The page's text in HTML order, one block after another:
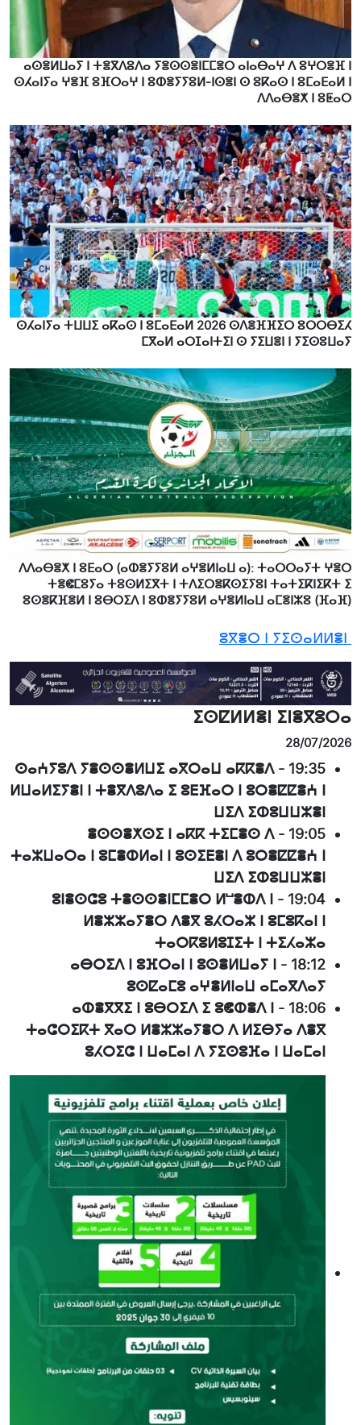
ⴰⵙⴻⵍⵡⴰⵢ ⵏ ⵜⴻⴳⴷⵓⴷⴰ ⵢⴻⵙⵙⴻⵏⵎⵎⴻⵔ ⴰⵏⴰⴱⴰⵖ ⴷ ⵓⵖⵔⴻⴼ ⵏ
ⵙⵃⴰⵏⵢⴰ ⵖⴻⴼ ⵓⴼⵔⴰⵖ ⵏ ⵓⵀⴻⵢⵢⵓⵍ-ⵏⵙⴻⵏ ⵙ ⵓⴽⴰⵙ ⵏ ⵓⵎⴰⴹⴰⵍ ⵏ
ⴷⴷⴰⴱⴻⵅ ⵏ ⵓⵟⴰⵔ
ⵙⵃⴰⵏⵢⴰ ⵜⵡⵡⵉ ⴰⴽⴰⵙ ⵏ ⵓⵎⴰⴹⴰⵍ 2026 ⵙⴷⴻⴼⴼⵉⵔ ⵓⵔⵔⴱⵉⵃ
ⵎⴳⴰⵍ ⴰⵔⵊⴰⵏⵜⵉⵏ ⵙ ⵢⵉⵡⴻⵏ ⵏ ⵢⵉⵙⵓⵡⴰⵢ
ⴷⴷⴰⴱⴻⵅ ⵏ ⵓⴹⴰⵔ (ⴰⵀⴻⵢⵢⵓⵍ ⴰⵖⴻⵍⵏⴰⵡ ⴰ): ⵜⴰⵔⵔⴰⵢⵜ ⵖⴻⵔ
ⵜⴻⵞⵎⵓⵢⴰ ⵜⵓⵙⵍⵉⴳⵜ ⵏ ⵜⴷⵉⵔⴻⴽⵙⵉⵢⵓⵏ ⵜⴰⵜⵉⴽⵏⵉⴽⵜ ⵉ
ⵓⵙⴻⴽⴼⴻⵍ ⵏ ⵓⴱⵔⵉⴷ ⵏ ⵓⵀⴻⵢⵢⵓⵍ ⴰⵖⴻⵍⵏⴰⵡ ⴰⵎⴻⵏⵣⵓ (ⴼⴰⴼ)
ⵉⵙⵇⵍⵍⴻⵏ ⵉⵏⴻⴳⵓⵔⴰ
28/07/2026
19:35
-
ⵙⴰⵄⵢⵓⴷ ⵢⴻⵙⵙⴻⵍⵡⵉ ⴰⴳⵔⴰⵡ ⴰⴽⴽⴻⴷ
ⵍⵡⴰⵍⵉⵢⴻⵏ ⵏ ⵜⴻⴳⴷⵓⴷⴰ ⵉ ⵓⴹⴼⴰⵔ ⵏ ⵓⵔⴻⵇⵇⴻⵄ ⵏ
ⵡⵉⴷ ⵉⵀⵓⵡⵡⵣⴻⵏ
19:05
-
ⴻⵙⵙⴻⵅⵙⵉ ⵏ ⴰⴽⴽ ⵜⵉⵎⴻⵙ ⴷ
ⵜⴰⵣⵡⴰⵔⴰ ⵏ ⵓⵎⴻⵀⵍⴰⵏ ⵏ ⵓⵙⵉⴹⴻⵏ ⴷ ⵓⵔⴻⵇⵇⴻⵄ ⵏ
ⵡⵉⴷ ⵉⵀⵓⵡⵡⵣⴻⵏ
19:04
-
ⵓⵏⴻⵙⵛⵓ ⵜⴻⵙⵙⴻⵏⵎⵎⴻⵔ ⵍⵯⴻⵀⴷ ⵏ
ⵍⴻⵣⵣⴰⵢⴻⵔ ⴷⴻⴳ ⵓⵃⵔⴰⵣ ⵏ ⵓⵎⵓⴽⴰⵏ ⵏ
ⵜⴰⵔⴽⵓⵍⵓⵊⵉⵜ ⵏ ⵜⵉⵃⴰⵣⴰ
18:12
-
ⴰⴱⵔⵉⴷ ⵏ ⵓⴼⵔⴰⵏ ⵏ ⵓⵙⴻⵍⵡⴰⵢ ⵏ
ⵓⵙⵇⴰⵎⵓ ⴰⵖⴻⵍⵏⴰⵡ ⴰⵎⴰⴳⴷⴰⵢ
18:06
-
ⴰⵀⴻⴳⴳⵉ ⵏ ⵓⴱⵔⵉⴷ ⵉ ⵓⵞⵀⴻⴷ ⵏ
ⵜⴰⵛⵔⵉⴽⵜ ⴳⴰⵔ ⵍⴻⵣⵣⴰⵢⴻⵔ ⴷ ⵍⵉⴱⵢⴰ ⴷⴻⴳ
ⵓⵃⵔⵉⵛ ⵏ ⵡⴰⵎⴰⵏ ⴷ ⵢⵉⵙⵓⴼⴰ ⵏ ⵡⴰⵎⴰⵏ